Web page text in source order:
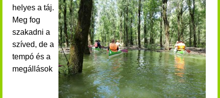
helyes a táj.
Meg fog
szakadni a
szíved, de a
tempó és a
megállások